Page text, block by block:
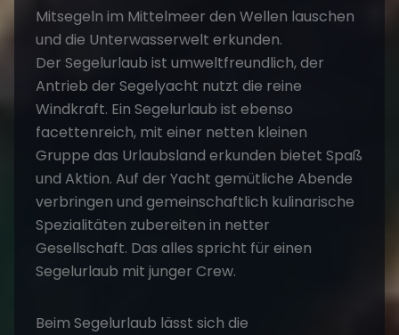
Mitsegeln im Mittelmeer den Wellen lauschen
und die Unterwasserwelt erkunden.
Der Segelurlaub ist umweltfreundlich, der
Antrieb der Segelyacht nutzt die reine
Windkraft. Ein Segelurlaub ist ebenso
facettenreich, mit einer netten kleinen
Gruppe das Urlaubsland erkunden bietet Spaß
und Aktion. Auf der Yacht gemütliche Abende
verbringen und gemeinschaftlich kulinarische
Spezialitäten zubereiten in netter
Gesellschaft. Das alles spricht für einen
Segelurlaub mit junger Crew.
Beim Segelurlaub lässt sich die